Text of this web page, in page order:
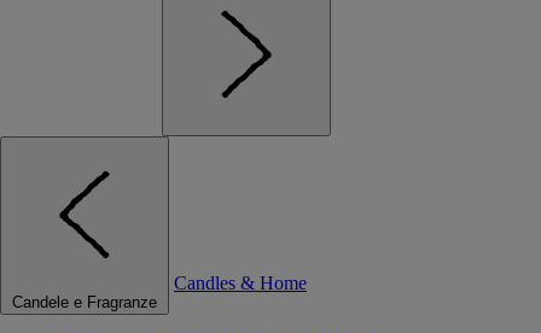
Candele e Fragranze
Candles & Home